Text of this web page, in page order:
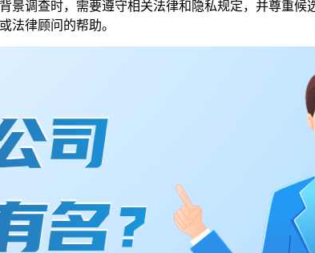
景调查时，需要遵守相关法律和隐私规定，并尊重
法律顾问的帮助。